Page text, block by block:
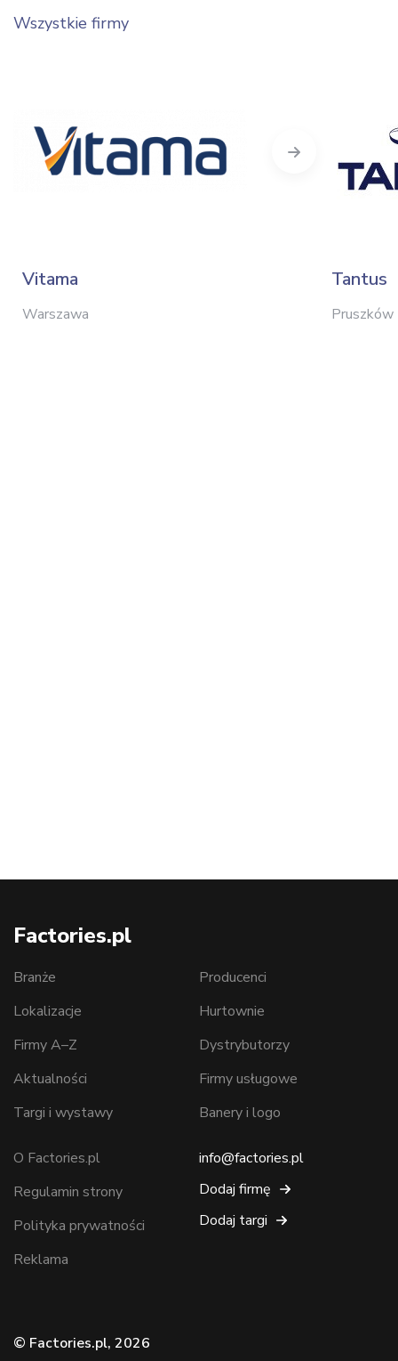
Wszystkie firmy
Vitama
Warszawa
Tantus
Pruszków
Factories.pl
Branże
Lokalizacje
Firmy A–Z
Aktualności
Targi i wystawy
Producenci
Hurtownie
Dystrybutorzy
Firmy usługowe
Banery i logo
O Factories.pl
Regulamin strony
Polityka prywatności
Reklama
info@factories.pl
Dodaj firmę
Dodaj targi
© Factories.pl, 2026